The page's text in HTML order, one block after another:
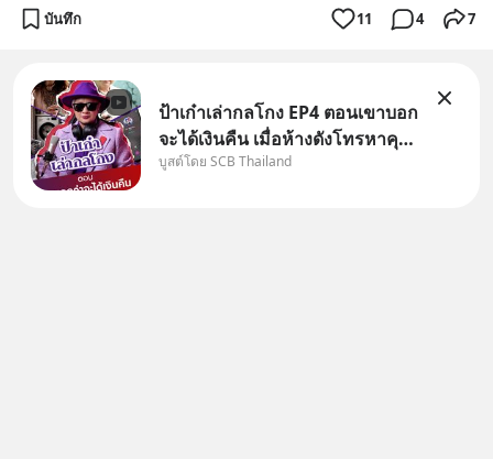
บันทึก 11 4 7
ป้าเก๋าเล่ากลโกง EP4 ตอนเขาบอก
จะได้เงินคืน เมื่อห้างดังโทรหาคุณ
วิยะดา แจ้งเรื่องเคลมสินค้าแล้ว
บูสต์โดย SCB Thailand